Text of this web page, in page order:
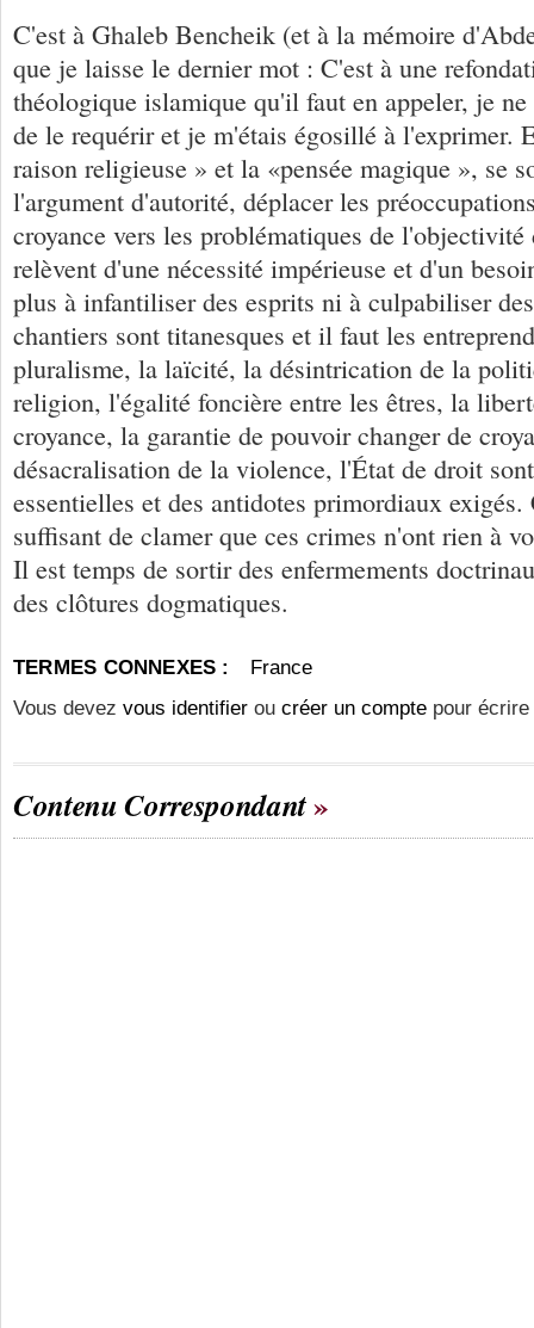
C'est à Ghaleb Bencheik (et à la mémoire
que je laisse le dernier mot : C'est à une
théologique islamique qu'il faut en appeler, je
de le requérir et je m'étais égosillé à l'exprimer.
raison religieuse » et la «pensée magique », se
l'argument d'autorité, déplacer les
croyance vers les problématiques de l'objectivité
relèvent d'une nécessité impérieuse et d'un
plus à infantiliser des esprits ni à culpabiliser
chantiers sont titanesques et il faut les
pluralisme, la laïcité, la désintrication de la
religion, l'égalité foncière entre les êtres, la
croyance, la garantie de pouvoir changer de
désacralisation de la violence, l'État de droit
essentielles et des antidotes primordiaux exigés.
suffisant de clamer que ces crimes n'ont rien à
Il est temps de sortir des enfermements
des clôtures dogmatiques.
TERMES CONNEXES :
France
Vous devez vous identifier ou créer un compte pour
Contenu Correspondant